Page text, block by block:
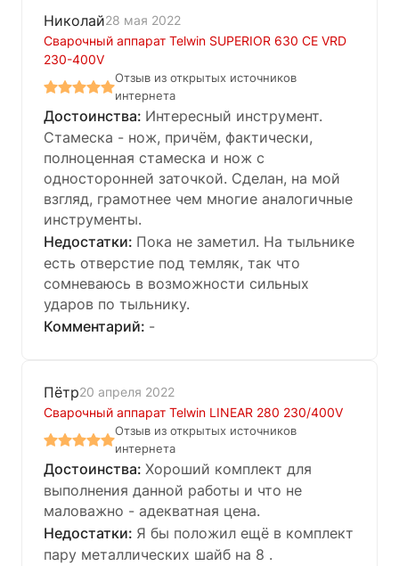
Николай28 мая 2022
Сварочный аппарат Telwin SUPERIOR 630 CE VRD
230-400V
Отзыв из открытых источников
интернета
Интересный инструмент.
Стамеска - нож, причём, фактически,
полноценная стамеска и нож с
односторонней заточкой. Сделан, на мой
взгляд, грамотнее чем многие аналогичные
инструменты.
Пока не заметил. На тыльнике
есть отверстие под темляк, так что
сомневаюсь в возможности сильных
ударов по тыльнику.
-
Пётр20 апреля 2022
Сварочный аппарат Telwin LINEAR 280 230/400V
Отзыв из открытых источников
интернета
Хороший комплект для
выполнения данной работы и что не
маловажно - адекватная цена.
Я бы положил ещё в комплект
пару металлических шайб на 8 .